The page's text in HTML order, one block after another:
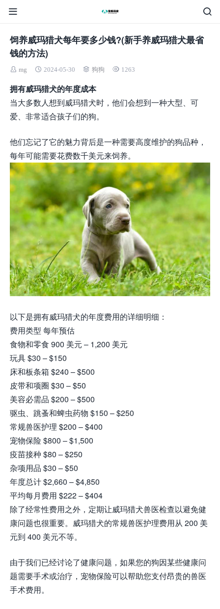
饲养威玛猎犬每年要多少钱?(新手养威玛猎犬最省
钱的方法)
mg 2024-05-30 狗狗 1263
拥有威玛猎犬的年度成本
当大多数人想到威玛猎犬时，他们会想到一种大型、可
爱、非常适合孩子们的狗。
他们忘记了它的魅力背后是一种需要高度维护的狗品种，
每年可能需要花费数千美元来饲养。
以下是拥有威玛猎犬的年度费用的详细明细：
费用类型 每年预估
食物和零食 900 美元 – 1,200 美元
玩具 $30 – $150
床和板条箱 $240 – $500
皮带和项圈 $30 – $50
美容必需品 $200 – $500
驱虫、跳蚤和蜱虫药物 $150 – $250
常规兽医护理 $200 – $400
宠物保险 $800 – $1,500
疫苗接种 $80 – $250
杂项用品 $30 – $50
年度总计 $2,660 – $4,850
平均每月费用 $222 – $404
除了经常性费用之外，定期让威玛猎犬兽医检查以避免健
康问题也很重要。威玛猎犬的常规兽医护理费用从 200 美
元到 400 美元不等。
由于我们已经讨论了健康问题，如果您的狗因某些健康问
题需要手术或治疗，宠物保险可以帮助您支付昂贵的兽医
手术费用。